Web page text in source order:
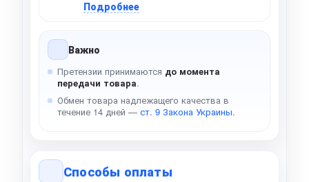
Подробнее
Важно
Претензии принимаются до момента
передачи товара.
Обмен товара надлежащего качества в
течение 14 дней — ст. 9 Закона Украины.
Способы оплаты